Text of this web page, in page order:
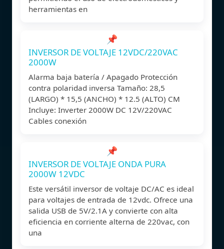
herramientas en
📌
INVERSOR DE VOLTAJE 12VDC/220VAC
2000W
Alarma baja batería / Apagado Protección
contra polaridad inversa Tamaño: 28,5
(LARGO) * 15,5 (ANCHO) * 12.5 (ALTO) CM
Incluye: Inverter 2000W DC 12V/220VAC
Cables conexión
📌
INVERSOR DE VOLTAJE ONDA PURA
2000W 12VDC
Este versátil inversor de voltaje DC/AC es ideal
para voltajes de entrada de 12vdc. Ofrece una
salida USB de 5V/2.1A y convierte con alta
eficiencia en corriente alterna de 220vac, con
una